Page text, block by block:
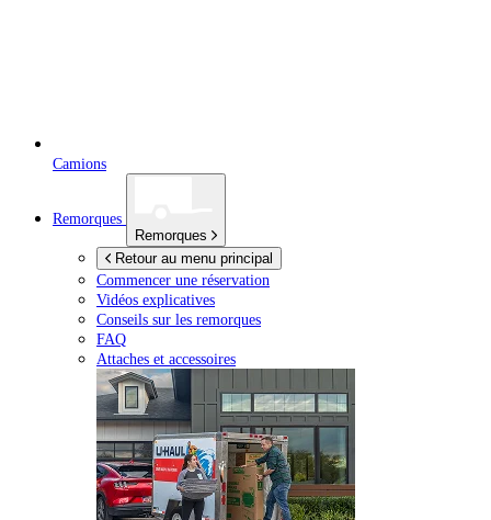
Camions
Remorques
Remorques
Retour au menu principal
Commencer une réservation
Vidéos explicatives
Conseils sur les remorques
FAQ
Attaches et accessoires